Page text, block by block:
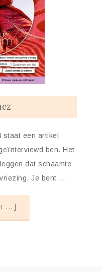
staat een artikel
ben. Het
dat schaamte
Je bent …
...]